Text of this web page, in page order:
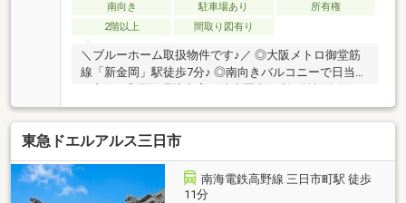
南向き 駐車場あり
所有権
2階以上
間取り図有り
＼ブルーホーム取扱物件です♪／ ◎大阪メトロ御堂筋
線「新金岡」駅徒歩7分♪ ◎南向きバルコニーで日当た
ざいます！
東急ドエルアルス三日市
南海電鉄高野線 三日市町駅 徒歩
11分